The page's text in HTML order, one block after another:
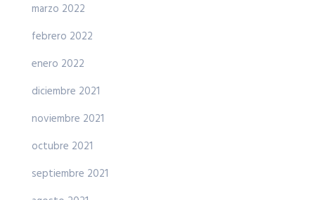
marzo 2022
febrero 2022
enero 2022
diciembre 2021
noviembre 2021
octubre 2021
septiembre 2021